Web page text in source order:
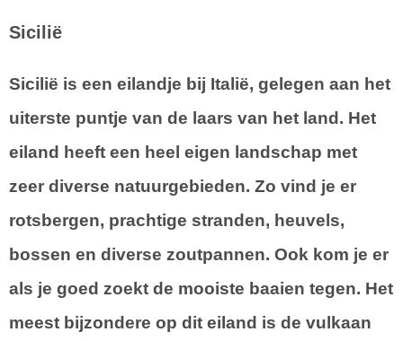
Sicilië
Sicilië is een eilandje bij Italië, gelegen aan het
uiterste puntje van de laars van het land. Het
eiland heeft een heel eigen landschap met
zeer diverse natuurgebieden. Zo vind je er
rotsbergen, prachtige stranden, heuvels,
bossen en diverse zoutpannen. Ook kom je er
als je goed zoekt de mooiste baaien tegen. Het
meest bijzondere op dit eiland is de vulkaan